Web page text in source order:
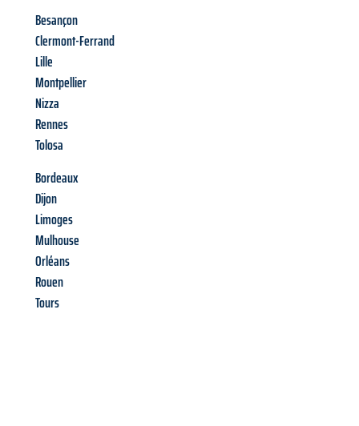
Besançon
Clermont-Ferrand
Lille
Montpellier
Nizza
Rennes
Tolosa
Bordeaux
Dijon
Limoges
Mulhouse
Orléans
Rouen
Tours